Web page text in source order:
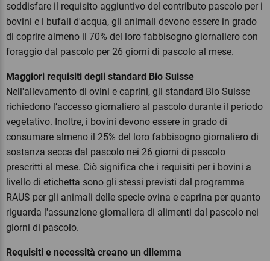
soddisfare il requisito aggiuntivo del contributo pascolo per i
bovini e i bufali d'acqua, gli animali devono essere in grado
di coprire almeno il 70% del loro fabbisogno giornaliero con
foraggio dal pascolo per 26 giorni di pascolo al mese.
Maggiori requisiti degli standard Bio Suisse
Nell'allevamento di ovini e caprini, gli standard Bio Suisse
richiedono l’accesso giornaliero al pascolo durante il periodo
vegetativo. Inoltre, i bovini devono essere in grado di
consumare almeno il 25% del loro fabbisogno giornaliero di
sostanza secca dal pascolo nei 26 giorni di pascolo
prescritti al mese. Ciò significa che i requisiti per i bovini a
livello di etichetta sono gli stessi previsti dal programma
RAUS per gli animali delle specie ovina e caprina per quanto
riguarda l'assunzione giornaliera di alimenti dal pascolo nei
giorni di pascolo.
Requisiti e necessità creano un dilemma